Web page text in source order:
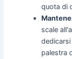
quota di
scale
palestra